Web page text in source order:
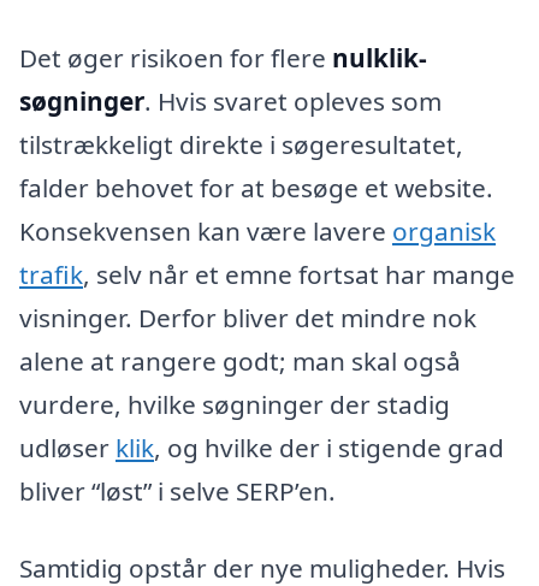
Det øger risikoen for flere nulklik-
søgninger. Hvis svaret opleves som
tilstrækkeligt direkte i søgeresultatet,
falder behovet for at besøge et website.
Konsekvensen kan være lavere organisk
trafik, selv når et emne fortsat har mange
visninger. Derfor bliver det mindre nok
alene at rangere godt; man skal også
vurdere, hvilke søgninger der stadig
udløser klik, og hvilke der i stigende grad
bliver “løst” i selve SERP’en.
Samtidig opstår der nye muligheder. Hvis